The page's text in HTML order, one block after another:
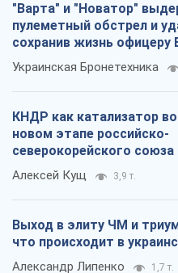
"Варта" и "Новатор"
пулеметный обстрел и
сохранив жизнь офицеру
Украинская Бронетехника
КНДР как катализатор
новом этапе российско-
северокорейского союза
Алексей Кущ 3,9 т.
Выход в элиту ЧМ и
что происходит в
Александр Липенко 1,7 т.